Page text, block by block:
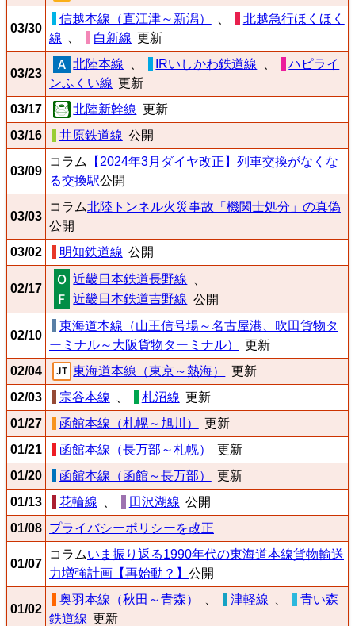
03/30
信越本線（直江津～新潟）
北越急行ほくほく
線
白新線 更新
03/23
北陸本線 IRいしかわ鉄道線
ハピライ
ンふくい線 更新
03/17
北陸新幹線 更新
03/16
井原鉄道線 公開
03/09
コラム
【2024年3月ダイヤ改正】列車交換がなくな
る交換駅公開
03/03
コラム北陸トンネル火災事故「機関士処分」の真偽
公開
03/02
明知鉄道線 公開
02/17
近畿日本鉄道長野線
近畿日本鉄道吉野線 公開
02/10
東海道本線（山王信号場～名古屋港、吹田貨物タ
ーミナル～大阪貨物ターミナル）
更新
02/04
東海道本線（東京～熱海）
更新
02/03
宗谷本線 札沼線 更新
01/27
函館本線（札幌～旭川）
更新
01/21
函館本線（長万部～札幌）
更新
01/20
函館本線（函館～長万部）
更新
01/13
花輪線 田沢湖線 公開
01/08 プライバシーポリシーを改正
01/07
コラムいま振り返る1990年代の東海道本線貨物輸送
力増強計画【再始動？】 公開
01/02
奥羽本線（秋田～青森） 津軽線
青い森
鉄道線 更新